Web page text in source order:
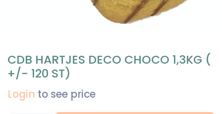
CDB HARTJES DECO CHOCO 1,3KG (
+/- 120 ST)
Login to see price